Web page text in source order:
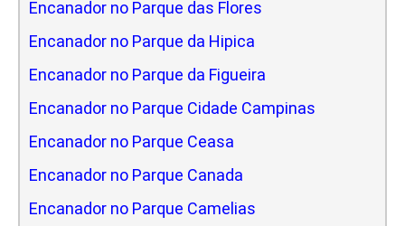
Encanador no Parque das Flores
Encanador no Parque da Hipica
Encanador no Parque da Figueira
Encanador no Parque Cidade Campinas
Encanador no Parque Ceasa
Encanador no Parque Canada
Encanador no Parque Camelias